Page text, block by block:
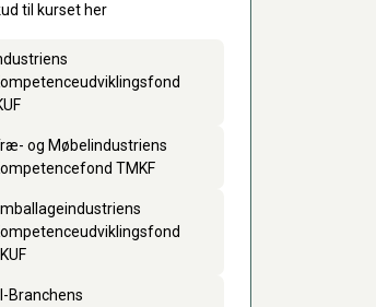
til kurset her
og Møbelindustriens
TMKF
Branchens